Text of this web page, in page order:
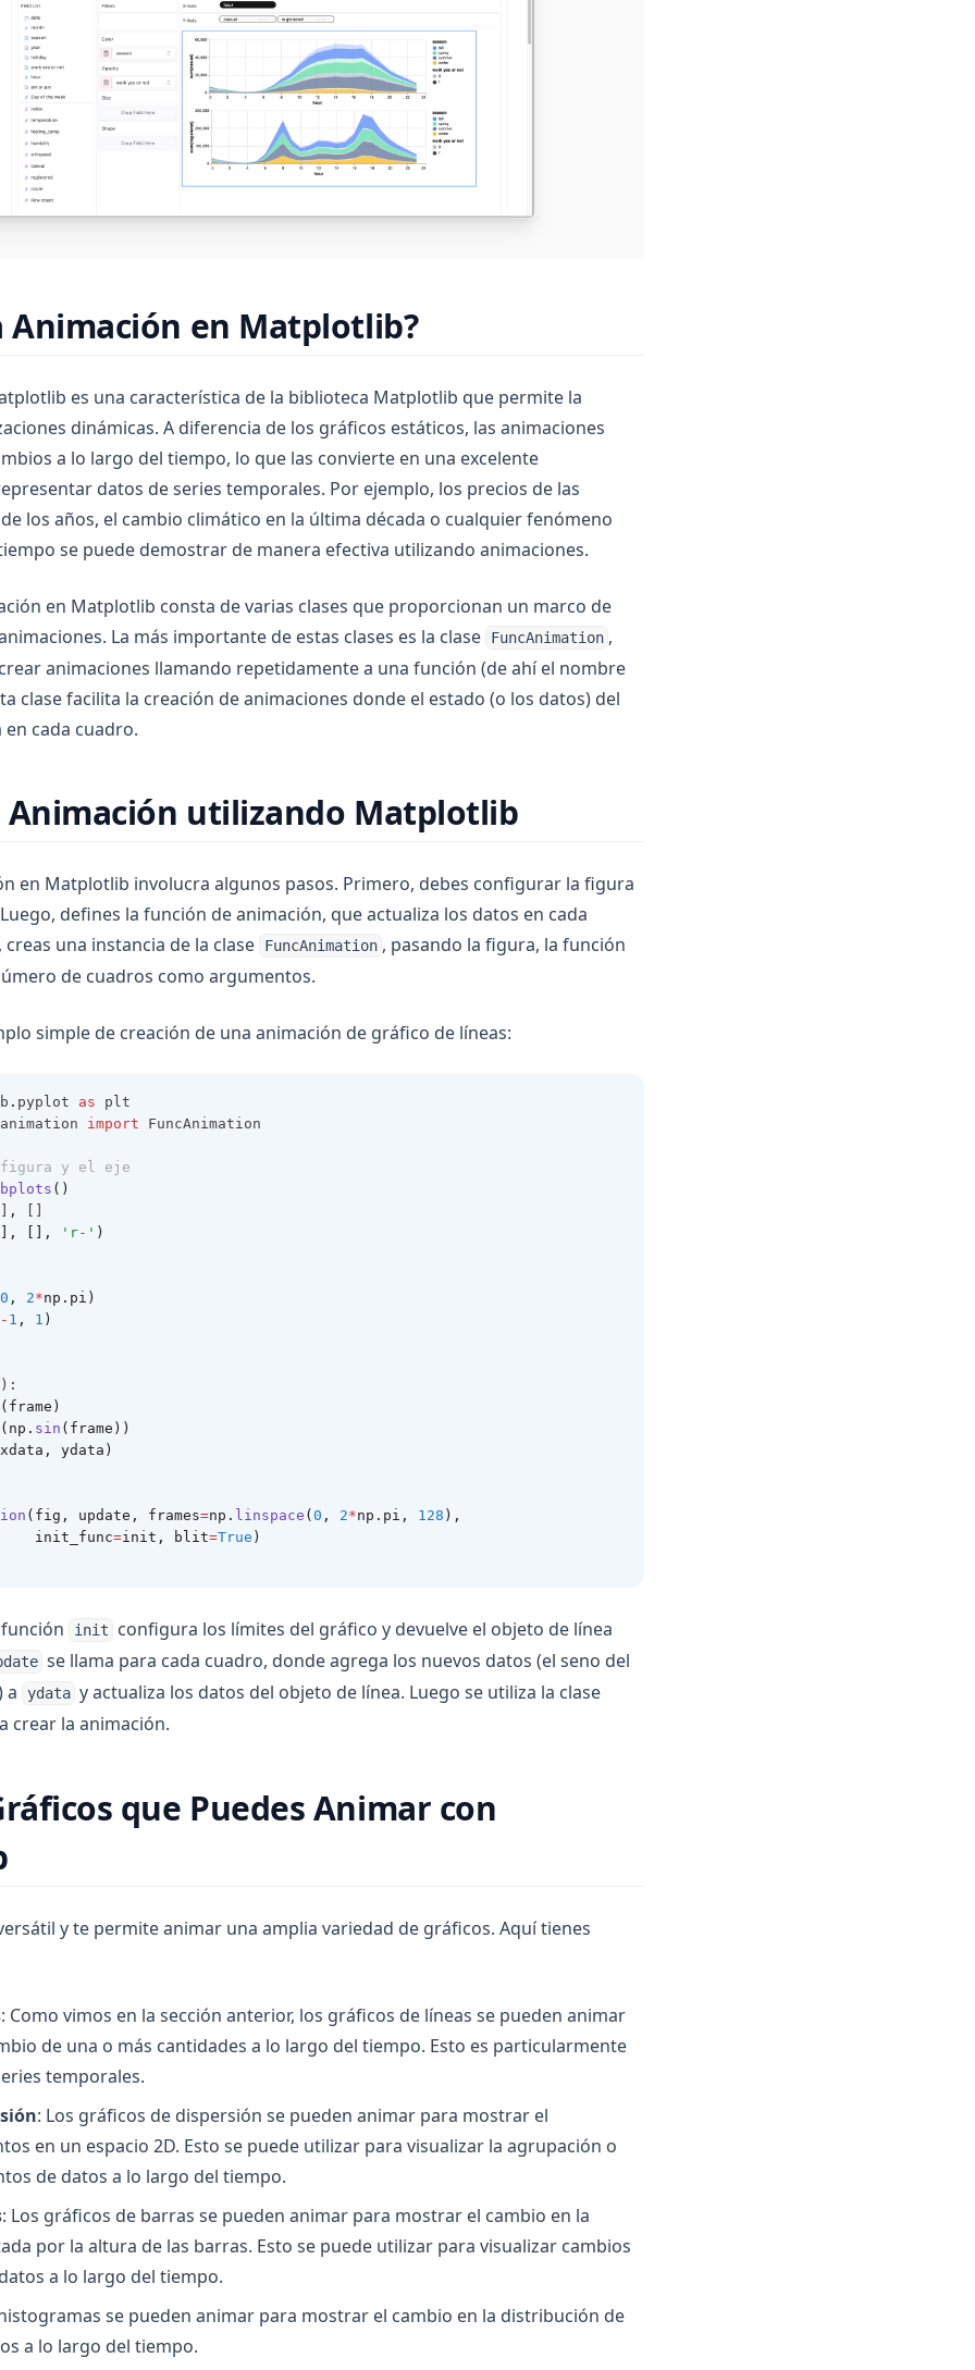
Animación en Matplotlib?
es una característica de la biblioteca Matplotlib que permite la
dinámicas. A diferencia de los gráficos estáticos, las animaciones
a lo largo del tiempo, lo que las convierte en una excelente
datos de series temporales. Por ejemplo, los precios de las
los años, el cambio climático en la última década o cualquier fenómeno
se puede demostrar de manera efectiva utilizando animaciones.
en Matplotlib consta de varias clases que proporcionan un marco de
La más importante de estas clases es la clase
FuncAnimation ,
animaciones llamando repetidamente a una función (de ahí el nombre
clase facilita la creación de animaciones donde el estado (o los datos) del
cada cuadro.
Animación utilizando Matplotlib
en Matplotlib involucra algunos pasos. Primero, debes configurar la figura
defines la función de animación, que actualiza los datos en cada
una instancia de la clase
FuncAnimation , pasando la figura, la función
de cuadros como argumentos.
simple de creación de una animación de gráfico de líneas:
. pyplot as plt
animation import FuncAnimation
y el eje
()
,
[], 'r-' )
0 , 2*np.pi)
- 1 , 1 )
):
(frame)
(np. sin (frame))
ydata)
(fig, update, frames=np. linspace ( 0 , 2*np.pi, 128 ),
init_func
=init, blit=True )
init
configura los límites del gráfico y devuelve el objeto de línea
se llama para cada cuadro, donde agrega los nuevos datos (el seno del
a
ydata y actualiza los datos del objeto de línea. Luego se utiliza la clase
crear la animación.
que Puedes Animar con
y te permite animar una amplia variedad de gráficos. Aquí tienes
: Como vimos en la sección anterior, los gráficos de líneas se pueden animar
de una o más cantidades a lo largo del tiempo. Esto es particularmente
temporales.
: Los gráficos de dispersión se pueden animar para mostrar el
en un espacio 2D. Esto se puede utilizar para visualizar la agrupación o
de datos a lo largo del tiempo.
: Los gráficos de barras se pueden animar para mostrar el cambio en la
por la altura de las barras. Esto se puede utilizar para visualizar cambios
a lo largo del tiempo.
se pueden animar para mostrar el cambio en la distribución de
a lo largo del tiempo.